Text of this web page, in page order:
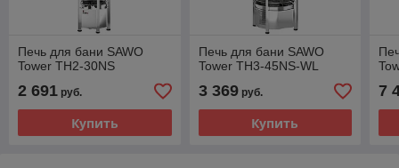
Печь для бани SAWO
Tower TH2-30NS
2 691 руб.
Купить
Печь для бани SAWO
Tower TH3-45NS-WL
3 369руб.
Купить
7